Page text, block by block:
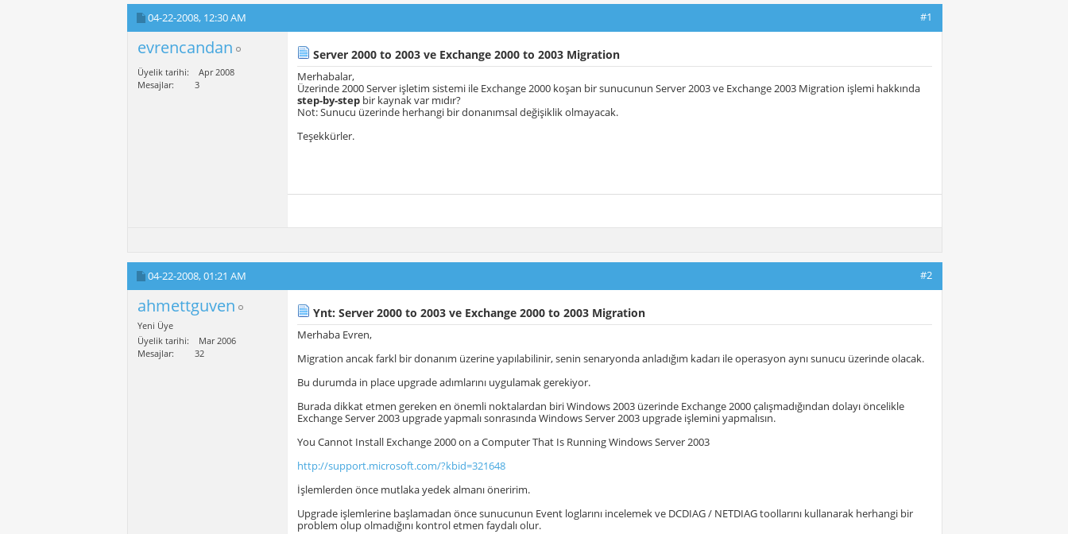
04-22-2008, 12:30 AM #1
evrencandan
Üyelik tarihi
Apr 2008
Mesajlar
3
Server 2000 to 2003 ve Exchange 2000 to 2003 Migration
Merhabalar,
Üzerinde 2000 Server işletim sistemi ile Exchange 2000 koşan bir sunucunun Server 2003 ve Exchange 2003 Migration işlemi hakkında
step-by-step bir kaynak var mıdır?
Not: Sunucu üzerinde herhangi bir donanımsal değişiklik olmayacak.
Teşekkürler.
04-22-2008,01:21 AM #2
ahmettguven
Yeni Üye
Üyelik tarihi
Mar 2006
Mesajlar
32
Ynt: Server 2000 to 2003 ve Exchange 2000 to 2003 Migration
Merhaba Evren,
Migration ancak farkl bir donanım üzerine yapılabilinir, senin senaryonda anladığım kadarı ile operasyon aynı sunucu üzerinde olacak.
Bu durumda in place upgrade adımlarını uygulamak gerekiyor.
Burada dikkat etmen gereken en önemli noktalardan biri Windows 2003 üzerinde Exchange 2000 çalışmadığından dolayı öncelikle
Exchange Server 2003 upgrade yapmalı sonrasında Windows Server 2003 upgrade işlemini yapmalısın.
You Cannot Install Exchange 2000 on a Computer That Is Running Windows Server 2003
http://support.microsoft.com/?kbid=321648
İşlemlerden önce mutlaka yedek almanı öneririm.
Upgrade işlemlerine başlamadan önce sunucunun Event loglarını incelemek ve DCDIAG / NETDIAG toollarını kullanarak herhangi bir
problem olup olmadığını kontrol etmen faydalı olur.